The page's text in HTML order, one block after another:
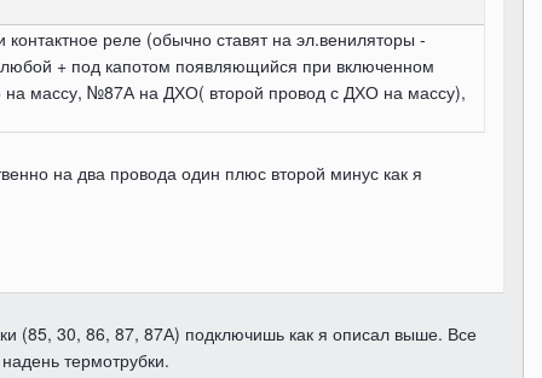
реле (обычно ставят на эл.вениляторы -
+ под капотом появляющийся при включенном
массу, №87А на ДХО( второй провод с ДХО на массу),
на два провода один плюс второй минус как я
(85, 30, 86, 87, 87А) подключишь как я описал выше. Все
термотрубки.